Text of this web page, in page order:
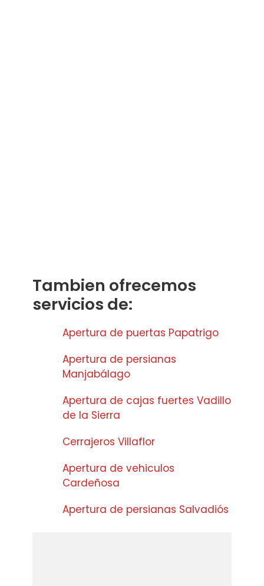
Tambien ofrecemos
servicios de:
Apertura de puertas Papatrigo
Apertura de persianas
Manjabálago
Apertura de cajas fuertes Vadillo
de la Sierra
Cerrajeros Villaflor
Apertura de vehiculos
Cardeñosa
Apertura de persianas Salvadiós